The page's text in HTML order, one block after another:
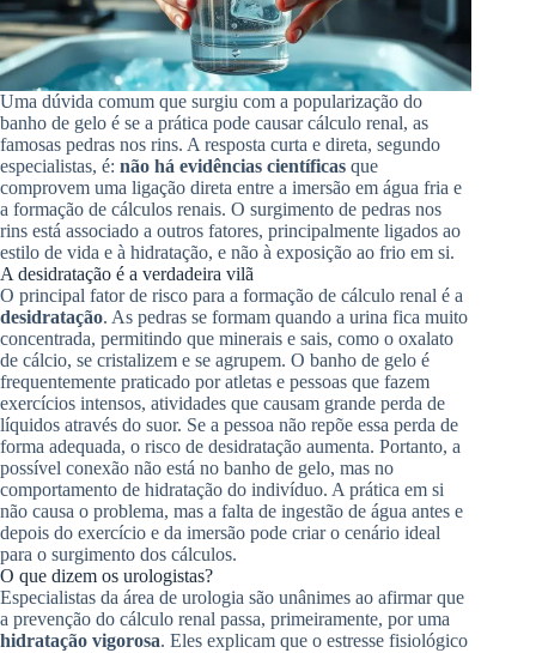
Uma dúvida comum que surgiu com a popularização do
banho de gelo é se a prática pode causar cálculo renal, as
famosas pedras nos rins. A resposta curta e direta, segundo
especialistas, é: não há evidências científicas que
comprovem uma ligação direta entre a imersão em água fria e
a formação de cálculos renais. O surgimento de pedras nos
rins está associado a outros fatores, principalmente ligados ao
estilo de vida e à hidratação, e não à exposição ao frio em si.
A desidratação é a verdadeira vilã
O principal fator de risco para a formação de cálculo renal é a
desidratação. As pedras se formam quando a urina fica muito
concentrada, permitindo que minerais e sais, como o oxalato
de cálcio, se cristalizem e se agrupem. O banho de gelo é
frequentemente praticado por atletas e pessoas que fazem
exercícios intensos, atividades que causam grande perda de
líquidos através do suor. Se a pessoa não repõe essa perda de
forma adequada, o risco de desidratação aumenta. Portanto, a
possível conexão não está no banho de gelo, mas no
comportamento de hidratação do indivíduo. A prática em si
não causa o problema, mas a falta de ingestão de água antes e
depois do exercício e da imersão pode criar o cenário ideal
para o surgimento dos cálculos.
O que dizem os urologistas?
Especialistas da área de urologia são unânimes ao afirmar que
a prevenção do cálculo renal passa, primeiramente, por uma
hidratação vigorosa. Eles explicam que o estresse fisiológico